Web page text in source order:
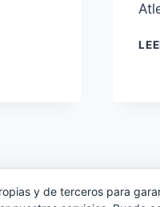
y de terceros para